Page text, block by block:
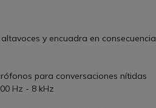
y encuadra en consecuencia
para conversaciones nítidas
Hz - 8 kHz